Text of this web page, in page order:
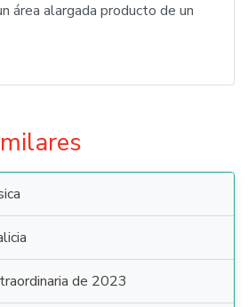
área alargada producto de un
de 2023